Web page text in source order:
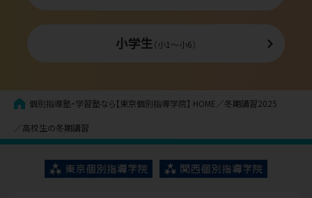
小学生（小1〜小6）
個別指導塾・学習塾なら【東京個別指導学院】 HOME 冬期講習2025
高校生の冬期講習